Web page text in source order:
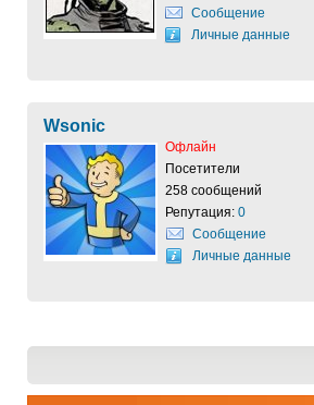
Сообщение
Личные данные
Wsonic
Офлайн
Посетители
258 сообщений
Репутация: 0
Сообщение
Личные данные